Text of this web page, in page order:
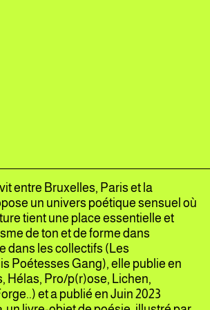
entre Bruxelles, Paris et la
un univers poétique sensuel où
tient une place essentielle et
de ton et de forme dans
dans les collectifs (Les
Poétesses Gang), elle publie en
Hélas, Pro/p(r)ose, Lichen,
et a publié en Juin 2023